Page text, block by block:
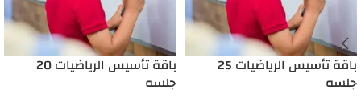
باقة تأسيس الرياضيات 25
جلسه
باقة تأسيس الرياضيات 20
جلسه